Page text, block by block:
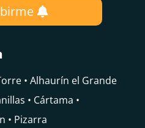
• Alhaurín el Grande
• Cártama •
• Pizarra